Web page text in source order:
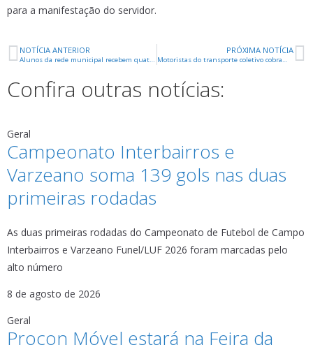
para a manifestação do servidor.
NOTÍCIA ANTERIOR
Alunos da rede municipal recebem quatro kits de alimentos
PRÓXIMA NOTÍCIA
Motoristas do transporte coletivo cobram 100% da frota
Confira outras notícias:
Geral
Campeonato Interbairros e
Varzeano soma 139 gols nas duas
primeiras rodadas
As duas primeiras rodadas do Campeonato de Futebol de Campo
Interbairros e Varzeano Funel/LUF 2026 foram marcadas pelo
alto número
8 de agosto de 2026
Geral
Procon Móvel estará na Feira da